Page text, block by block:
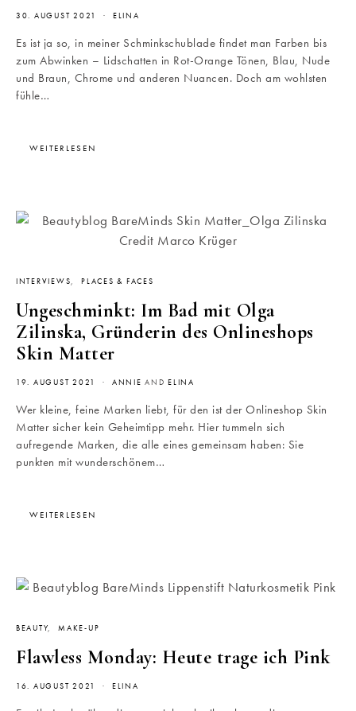
30. AUGUST 2021 ELINA
Es ist ja so, in meiner Schminkschublade findet man Farben bis
zum Abwinken – Lidschatten in Rot-Orange Tönen, Blau, Nude
und Braun, Chrome und anderen Nuancen. Doch am wohlsten
fühle…
WEITERLESEN
INTERVIEWS PLACES & FACES
Ungeschminkt: Im Bad mit Olga
Zilinska, Gründerin des Onlineshops
Skin Matter
19. AUGUST 2021 ANNIE AND ELINA
Wer kleine, feine Marken liebt, für den ist der Onlineshop Skin
Matter sicher kein Geheimtipp mehr. Hier tummeln sich
aufregende Marken, die alle eines gemeinsam haben: Sie
punkten mit wunderschönem…
WEITERLESEN
BEAUTY MAKE-UP
Flawless Monday: Heute trage ich Pink
16. AUGUST 2021 ELINA